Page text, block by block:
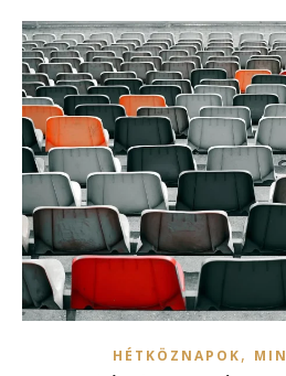
HÉTKÖZNAPOK,